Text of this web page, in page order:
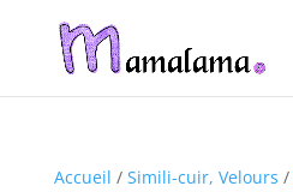
Accueil / Simili-cuir, Velours /